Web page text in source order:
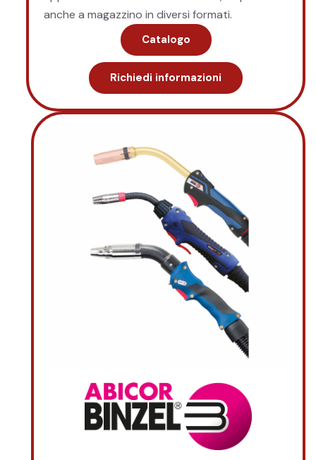
anche a magazzino in diversi formati.
Catalogo
Richiedi informazioni